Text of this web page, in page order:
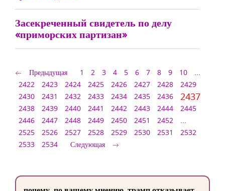
Засекреченный свидетель по делу
«приморских партизан»
Предыдущая 1 2 3 4 5 6 7 8 9 10
...
2422
2423 2424 2425 2426 2427 2428
2429
2430
2431 2432 2433 2434 2435 2436 2437
2438 2439 2440 2441 2442 2443 2444
2445
2446
2447 2448 2449 2450 2451 2452
...
2525
2526 2527 2528 2529 2530 2531
2532
2533
2534 Следующая